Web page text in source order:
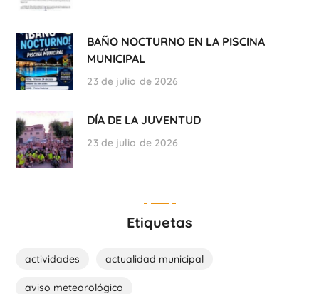
BAÑO NOCTURNO EN LA PISCINA
MUNICIPAL
23 de julio de 2026
DÍA DE LA JUVENTUD
23 de julio de 2026
Etiquetas
actividades actualidad municipal
aviso meteorológico